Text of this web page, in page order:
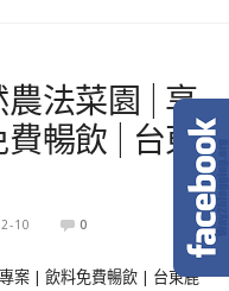
法菜園 | 享
暢飲 | 台東
10 0
案 | 飲料免費暢飲 | 台東鹿